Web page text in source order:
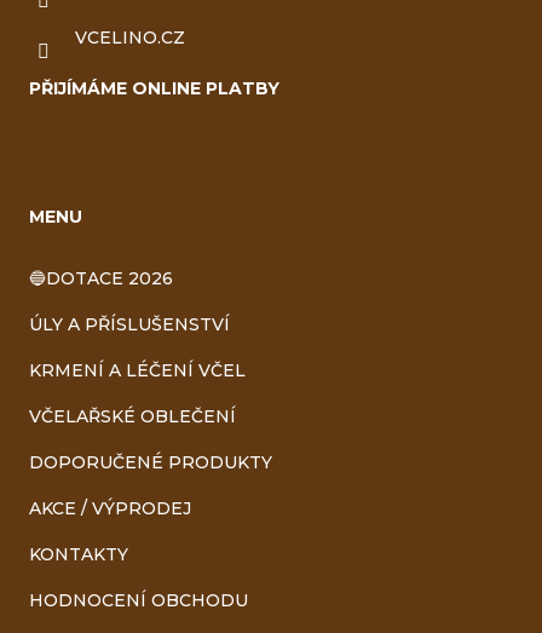
VCELINO.CZ
PŘIJÍMÁME ONLINE PLATBY
MENU
🔵DOTACE 2026
ÚLY A PŘÍSLUŠENSTVÍ
KRMENÍ A LÉČENÍ VČEL
VČELAŘSKÉ OBLEČENÍ
DOPORUČENÉ PRODUKTY
AKCE / VÝPRODEJ
KONTAKTY
HODNOCENÍ OBCHODU